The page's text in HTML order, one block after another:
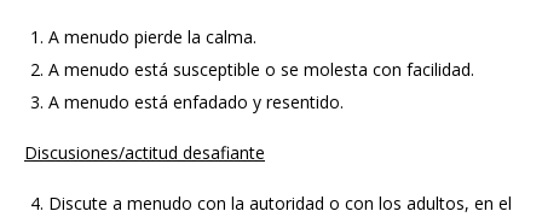
A menudo pierde la calma.
A menudo está susceptible o se molesta con facilidad.
A menudo está enfadado y resentido.
Discusiones/actitud desafiante
Discute a menudo con la autoridad o con los adultos, en el